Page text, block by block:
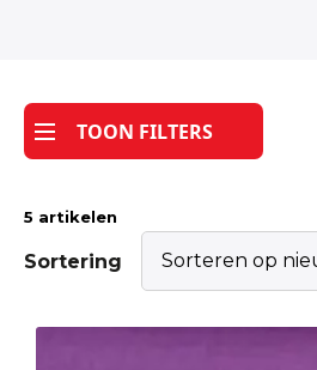
Tijdpakker stof
TOON FILTERS
5 artikelen
Sortering